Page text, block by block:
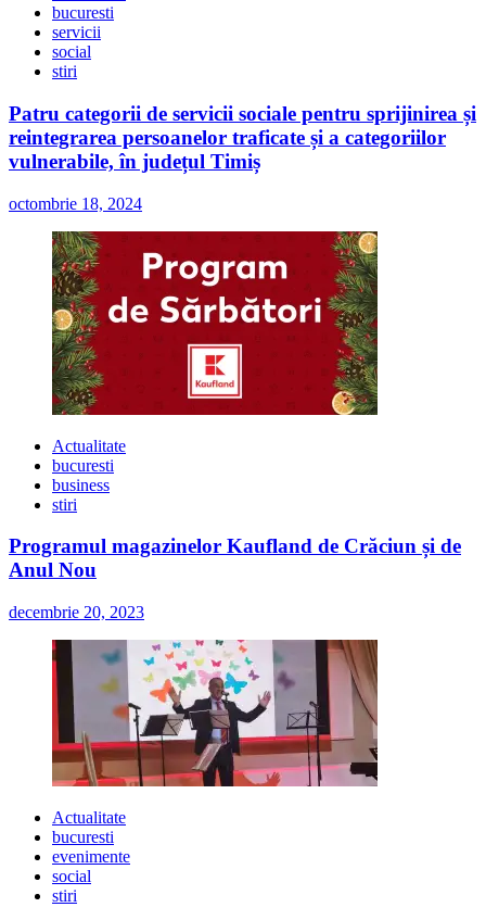
bucuresti
servicii
social
stiri
Patru categorii de servicii sociale pentru sprijinirea și
reintegrarea persoanelor traficate și a categoriilor
vulnerabile, în județul Timiș
octombrie 18, 2024
Actualitate
bucuresti
business
stiri
Programul magazinelor Kaufland de Crăciun și de
Anul Nou
decembrie 20, 2023
Actualitate
bucuresti
evenimente
social
stiri